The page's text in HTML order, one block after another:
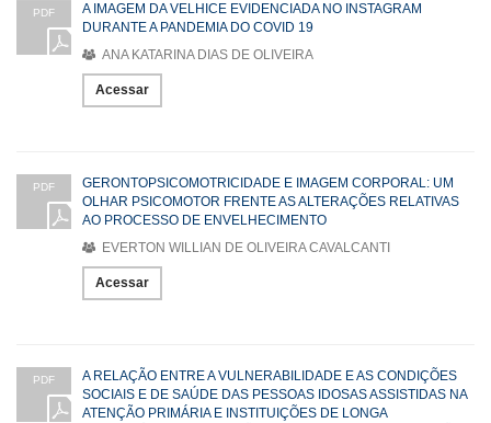
PDF
A IMAGEM DA VELHICE EVIDENCIADA NO INSTAGRAM
DURANTE A PANDEMIA DO COVID 19
ANA KATARINA DIAS DE OLIVEIRA
Acessar
PDF
GERONTOPSICOMOTRICIDADE E IMAGEM CORPORAL: UM
OLHAR PSICOMOTOR FRENTE AS ALTERAÇÕES RELATIVAS
AO PROCESSO DE ENVELHECIMENTO
EVERTON WILLIAN DE OLIVEIRA CAVALCANTI
Acessar
PDF
A RELAÇÃO ENTRE A VULNERABILIDADE E AS CONDIÇÕES
SOCIAIS E DE SAÚDE DAS PESSOAS IDOSAS ASSISTIDAS NA
ATENÇÃO PRIMÁRIA E INSTITUIÇÕES DE LONGA